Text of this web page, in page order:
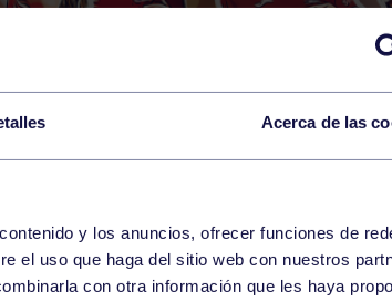
Acerca de las
y los anuncios, ofrecer funciones de
el uso que haga del sitio web con nuestros
con otra información que les haya
MONDAY